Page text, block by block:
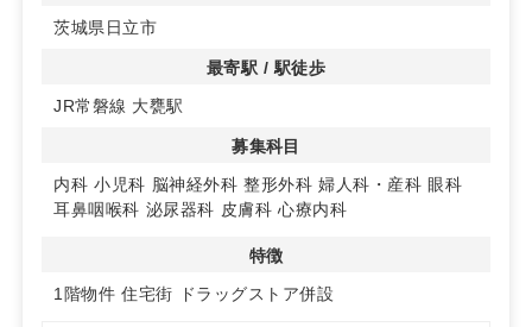
茨城県日立市
最寄駅 / 駅徒歩
JR常磐線 大甕駅
募集科目
内科 小児科 脳神経外科 整形外科 婦人科・産科 眼科
耳鼻咽喉科 泌尿器科 皮膚科 心療内科
特徴
1階物件 住宅街 ドラッグストア併設